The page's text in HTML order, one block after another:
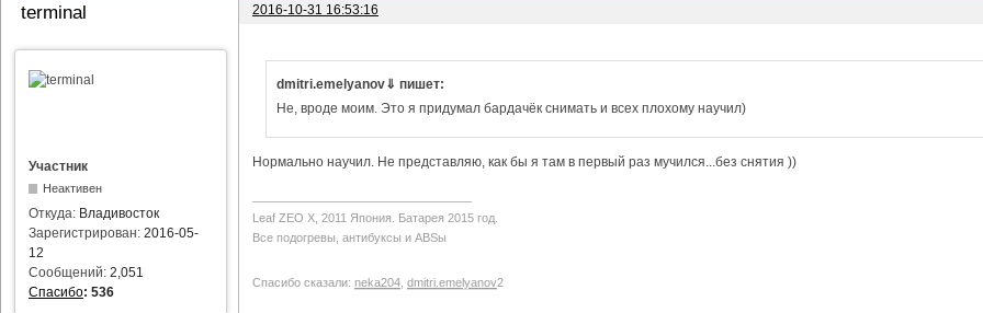
terminal 2016-10-31 16:53:16
Участник
Неактивен
Откуда: Владивосток
Зарегистрирован: 2016-05-
12
Сообщений: 2,051
Спасибо: 536
dmitri.emelyanov⇓ пишет:
Не, вроде моим. Это я придумал бардачёк снимать и всех плохому научил)
Нормально научил. Не представляю, как бы я там в первый раз мучился...без снятия ))
Leaf ZEO Х, 2011 Япония. Батарея 2015 год.
Все подогревы, антибуксы и ABSы
Спасибо сказали: neka204 dmitri.emelyanov2